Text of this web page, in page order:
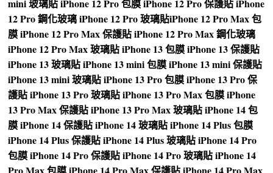
mini 玻璃貼iPhone 12 Pro 包膜iPhone 12 Pro 保護貼iPhone
12 Pro 鋼化玻璃iPhone 12 Pro 玻璃貼iPhone 12 Pro Max 包
膜iPhone 12 Pro Max 保護貼iPhone 12 Pro Max 鋼化玻璃
iPhone 12 Pro Max 玻璃貼iPhone 13 包膜iPhone 13 保護貼
iPhone 13 玻璃貼iPhone 13 mini 包膜iPhone 13 mini 保護貼
iPhone 13 mini 玻璃貼iPhone 13 Pro 包膜iPhone 13 Pro 保
護貼iPhone 13 Pro 玻璃貼iPhone 13 Pro Max 包膜iPhone
13 Pro Max 保護貼iPhone 13 Pro Max 玻璃貼iPhone 14 包
膜iPhone 14 保護貼iPhone 14 玻璃貼iPhone 14 Plus 包膜
iPhone 14 Plus 保護貼iPhone 14 Plus 玻璃貼iPhone 14 Pro
包膜iPhone 14 Pro 保護貼iPhone 14 Pro 玻璃貼iPhone 14